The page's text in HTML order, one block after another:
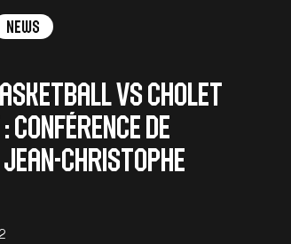
News
vs Cholet
Conférence de
Christophe